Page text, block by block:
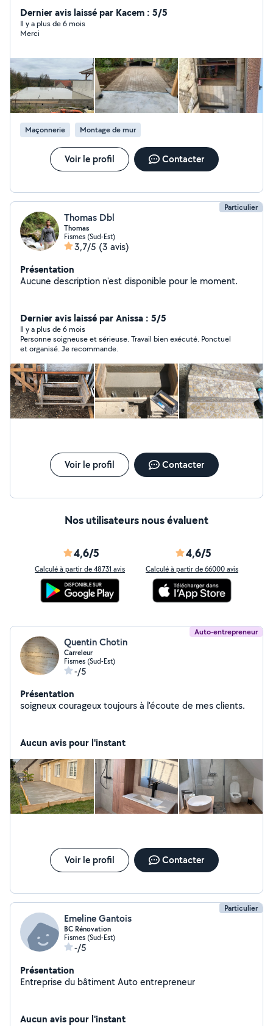
Dernier avis laissé par Kacem : 5/5
Il y a plus de 6 mois
Merci
Maçonnerie Montage de mur
Voir le profil Contacter
Particulier
Thomas Dbl
Thomas
Fismes (Sud-Est)
3,7/5 (3 avis)
Présentation
Aucune description n'est disponible pour le moment.
Dernier avis laissé par Anissa : 5/5
Il y a plus de 6 mois
Personne soigneuse et sérieuse. Travail bien exécuté. Ponctuel
et organisé. Je recommande.
Voir le profil Contacter
Nos utilisateurs nous évaluent
4,6/5
Calculé à partir de 48731 avis
4,6/5
Calculé à partir de 66000 avis
Auto-entrepreneur
Quentin Chotin
Carreleur
Fismes (Sud-Est)
-/5
Présentation
soigneux courageux toujours à l'écoute de mes clients.
Aucun avis pour l'instant
Voir le profil Contacter
Particulier
Emeline Gantois
BC Rénovation
Fismes (Sud-Est)
-/5
Présentation
Entreprise du bâtiment Auto entrepreneur
Aucun avis pour l'instant